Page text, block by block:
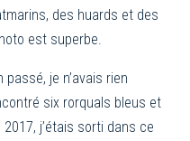
des huards et des
est superbe.
passé, je n’avais rien
six rorquals bleus et
j’étais sorti dans ce